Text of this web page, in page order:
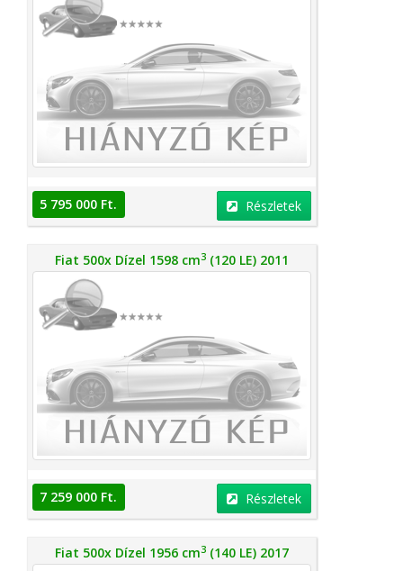
5 795 000 Ft. Részletek
Fiat 500x Dízel 1598 cm3 (120 LE) 2011
7 259 000 Ft. Részletek
Fiat 500x Dízel 1956 cm3 (140 LE) 2017